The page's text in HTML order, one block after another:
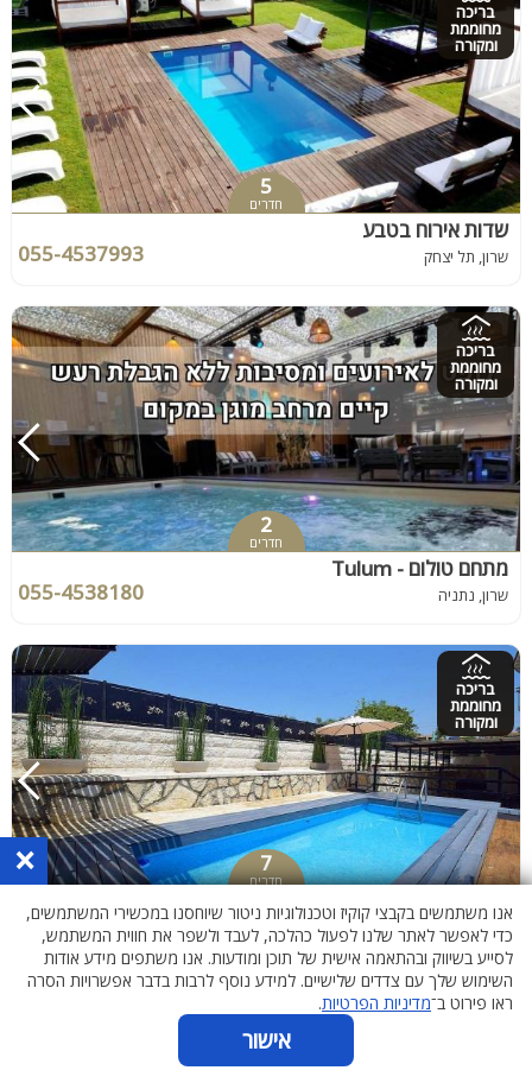
בריכה
מחוממת
ומקורה
5
חדרים
שדות אירוח בטבע
שרון, תל יצחק 055-4537993
בריכה
מחוממת
ומקורה
2
חדרים
מתחם טולום - Tulum
שרון, נתניה 055-4538180
בריכה
מחוממת
ומקורה
7
חדרים
עץ האילן
ירושלים והשפלה, שדות מיכה 055-4311942
×
אנו משתמשים בקבצי קוקיז וטכנולוגיות ניטור שיוחסנו במכשירי המשתמשים,
כדי לאפשר לאתר שלנו לפעול כהלכה, לעבד ולשפר את חווית המשתמש,
לסייע בשיווק ובהתאמה אישית של תוכן ומודעות. אנו משתפים מידע אודות
השימוש שלך עם צדדים שלישיים. למידע נוסף לרבות בדבר אפשרויות הסרה
ראו פירוט ב־מדיניות הפרטיות.
אישור